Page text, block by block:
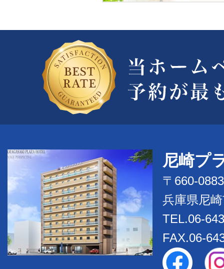
尼崎プ
〒660-0883
兵庫県尼
TEL.06-
FAX.06-